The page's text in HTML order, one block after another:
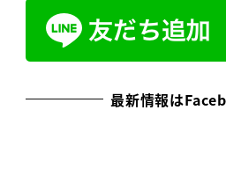
最新情報は